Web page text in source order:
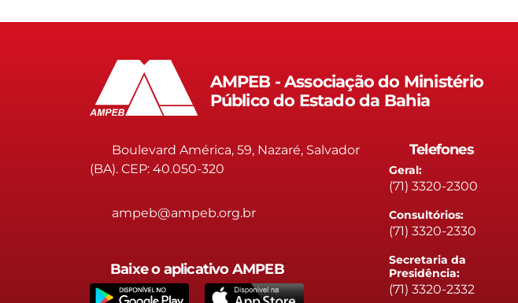
AMPEB - Associação do Ministério
Público do Estado da Bahia
Boulevard América, 59, Nazaré, Salvador
(BA). CEP: 40.050-320
ampeb@ampeb.org.br
Baixe o aplicativo AMPEB
Telefones
Geral:
(71) 3320-2300
Consultórios:
(71) 3320-2330
Secretaria da
Presidência:
(71) 3320-2332